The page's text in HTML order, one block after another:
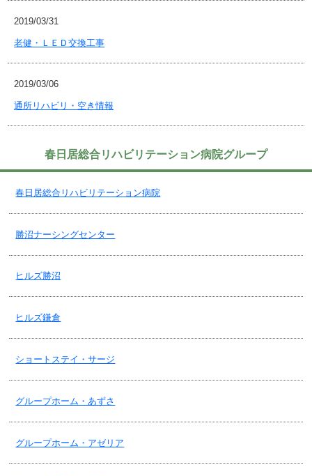
2019/03/31
老健・ＬＥＤ交換工事
2019/03/06
通所リハビリ・空き情報
2019/01/11
インフルエンザ・ノロウィルス感染流行について・松永会
ケア２４堀ノ内・特殊詐欺防止！
2018/12/18
ケア２４堀ノ内・家族介護者教室２０１９・１
老健・年末年始のご案内
2018/12/04
居宅介護支援事業所ウェルファー・年末年始のご案内
春日居総合リハビリテーション病院グループ
春日居総合リハビリテーション病院
勝沼ナーシングセンター
ヒルズ勝沼
ヒルズ鎌倉
ショートステイ・サージ
グループホーム・あずさ
グループホーム・アゼリア